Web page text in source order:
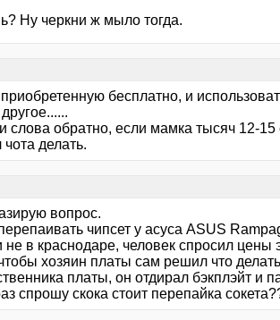
Ну черкни ж мыло тогда.
бесплатно, и
слова обратно, если мамка тысяч 12-15
делать.
вопрос.
чипсет у асуса ASUS
в краснодаре, человек спросил цены
хозяин платы сам решил что
платы, он отдирал бэкплэйт и
спрошу скока стоит перепайка